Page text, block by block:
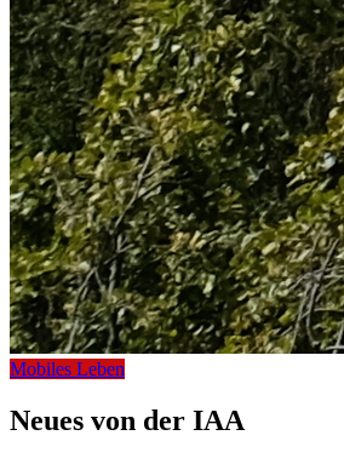
Mobiles Leben
Neues von der IAA